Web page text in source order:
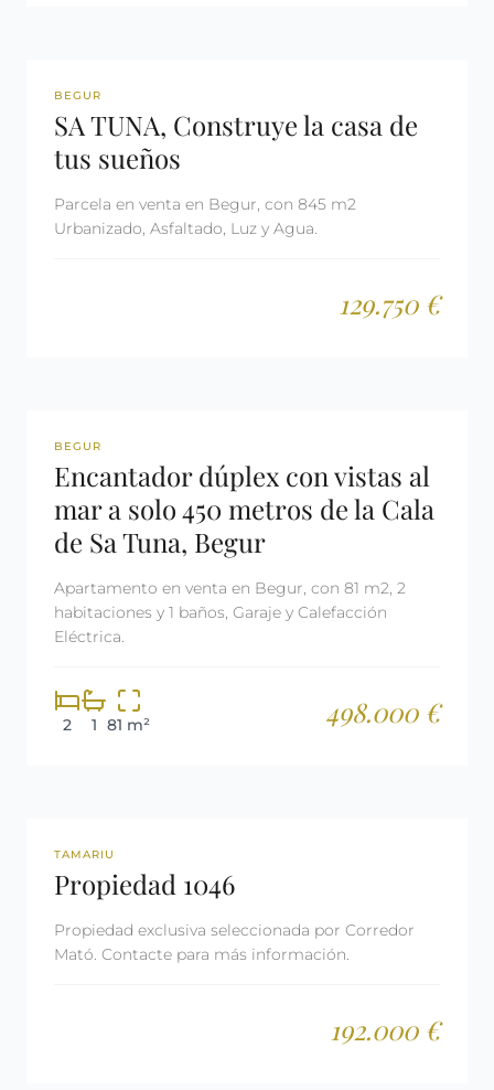
REF: 3071
BEGUR
SA TUNA, Construye la casa de
tus sueños
Parcela en venta en Begur, con 845 m2
Urbanizado, Asfaltado, Luz y Agua.
129.750 €
REF: 3140
BEGUR
Encantador dúplex con vistas al
mar a solo 450 metros de la Cala
de Sa Tuna, Begur
Apartamento en venta en Begur, con 81 m2, 2
habitaciones y 1 baños, Garaje y Calefacción
Eléctrica.
2 1 81 m² 498.000 €
REF: 1046
TAMARIU
Propiedad 1046
Propiedad exclusiva seleccionada por Corredor
Mató. Contacte para más información.
192.000 €